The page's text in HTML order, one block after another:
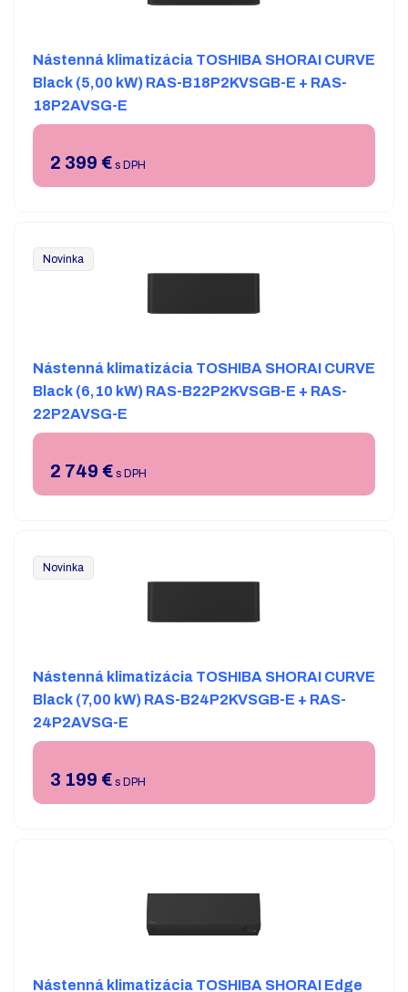
Nástenná klimatizácia TOSHIBA SHORAI CURVE
Black (5,00 kW) RAS-B18P2KVSGB-E + RAS-
18P2AVSG-E
2 399 € s DPH
Novinka
Nástenná klimatizácia TOSHIBA SHORAI CURVE
Black (6,10 kW) RAS-B22P2KVSGB-E + RAS-
22P2AVSG-E
2 749 € s DPH
Novinka
Nástenná klimatizácia TOSHIBA SHORAI CURVE
Black (7,00 kW) RAS-B24P2KVSGB-E + RAS-
24P2AVSG-E
3 199 € s DPH
Nástenná klimatizácia TOSHIBA SHORAI Edge